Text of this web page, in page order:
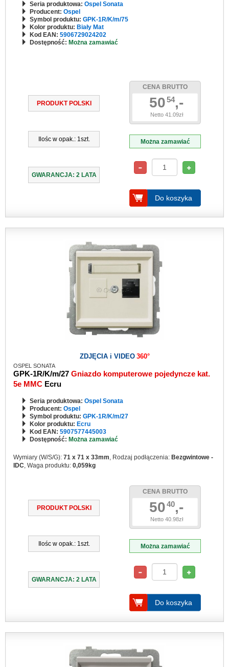
Seria produktowa: Ospel Sonata
Producent: Ospel
Symbol produktu: GPK-1R/K/m/75
Kolor produktu: Biały Mat
Kod EAN: 5906729024202
Dostępność: Można zamawiać
PRODUKT POLSKI
Ilośc w opak.: 1szt.
GWARANCJA: 2 LATA
CENA BRUTTO
5054,-
Netto 41.09zł
Można zamawiać
Do koszyka
ZDJĘCIA i VIDEO 360°
OSPEL SONATA
GPK-1R/K/m/27 Gniazdo komputerowe pojedyncze kat.
5e MMC Ecru
Seria produktowa: Ospel Sonata
Producent: Ospel
Symbol produktu: GPK-1R/K/m/27
Kolor produktu: Ecru
Kod EAN: 5907577445003
Dostępność: Można zamawiać
Wymiary (W/S/G): 71 x 71 x 33mm, Rodzaj podłączenia: Bezgwintowe -
IDC, Waga produktu: 0,059kg
PRODUKT POLSKI
Ilośc w opak.: 1szt.
GWARANCJA: 2 LATA
CENA BRUTTO
5040,-
Netto 40.98zł
Można zamawiać
Do koszyka